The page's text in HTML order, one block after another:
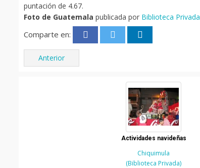
puntación de 4.67.
Foto de Guatemala publicada por Biblioteca Privada
Comparte en:
Anterior
Actividades navideñas
Chiquimula
(Biblioteca Privada)